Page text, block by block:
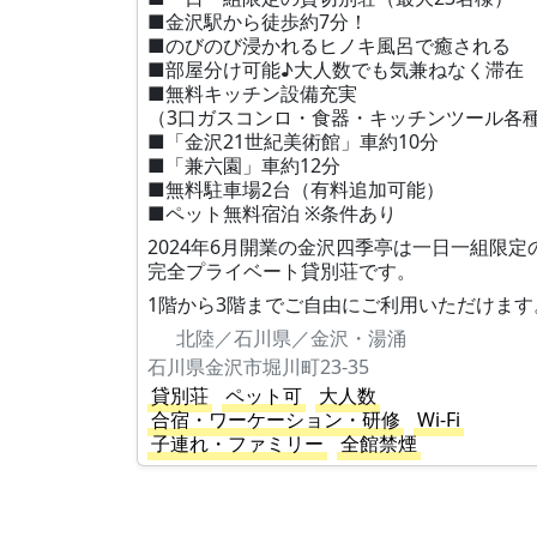
■金沢駅から徒歩約7分！
■のびのび浸かれるヒノキ風呂で癒される
■部屋分け可能♪大人数でも気兼ねなく滞在
■無料キッチン設備充実
（3口ガスコンロ・食器・キッチンツール各種
■「金沢21世紀美術館」車約10分
■「兼六園」車約12分
■無料駐車場2台（有料追加可能）
■ペット無料宿泊 ※条件あり
2024年6月開業の金沢四季亭は一日一組限定
完全プライベート貸別荘です。
1階から3階までご自由にご利用いただけます
北陸／石川県／金沢・湯涌
石川県金沢市堀川町23-35
貸別荘
ペット可
大人数
合宿・ワーケーション・研修
Wi-Fi
子連れ・ファミリー
全館禁煙